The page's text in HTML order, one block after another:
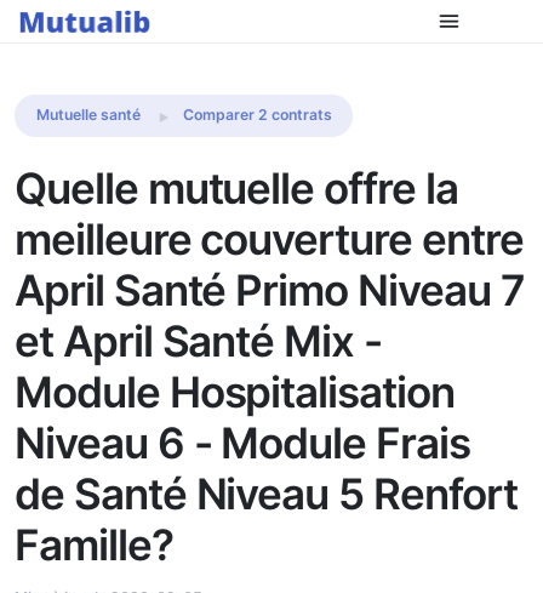
Comparer les mutuelles
Mutuelle santé Comparer 2 contrats
Quelle mutuelle offre la
meilleure couverture entre
April Santé Primo Niveau 7
et April Santé Mix -
Module Hospitalisation
Niveau 6 - Module Frais
de Santé Niveau 5 Renfort
Famille?